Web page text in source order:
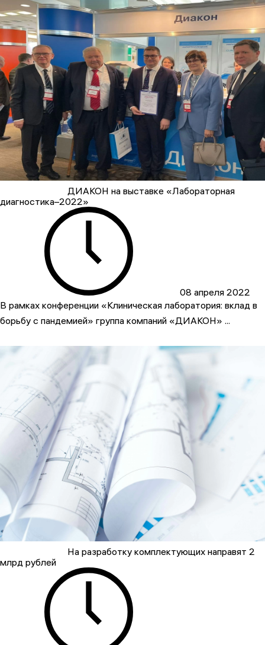
ДИАКОН на выставке «Лабораторная
диагностика–2022»
08 апреля 2022
В рамках конференции «Клиническая лаборатория: вклад в
борьбу с пандемией» группа компаний «ДИАКОН» ...
На разработку комплектующих направят 2
млрд рублей